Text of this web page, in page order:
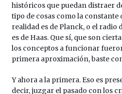
históricos que puedan distraer
tipo de cosas como la
realidad es de Planck, o el radio
es de Haas. Que sí, que son
los conceptos a funcionar
primera aproximación, baste
Y ahora a la primera. Eso es
decir, juzgar el pasado con los